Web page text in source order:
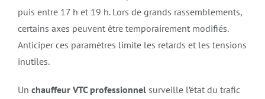
puis entre 17 h et 19 h. Lors de grands rassemblements,
certains axes peuvent être temporairement modifiés.
Anticiper ces paramètres limite les retards et les tensions
inutiles.
Un chauffeur VTC professionnel surveille l’état du trafic